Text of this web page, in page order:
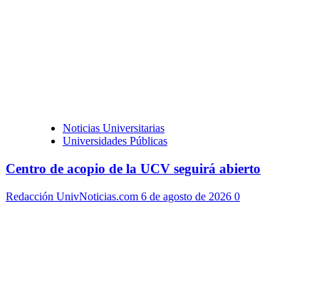
Noticias Universitarias
Universidades Públicas
Centro de acopio de la UCV seguirá abierto
Redacción UnivNoticias.com 6 de agosto de 2026 0